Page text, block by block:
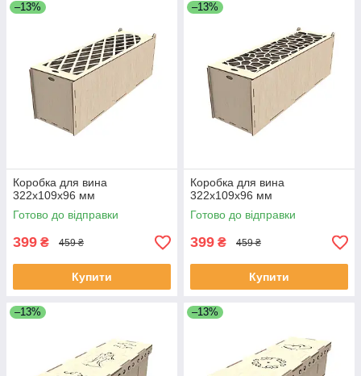
–13%
Коробка для вина
322х109х96 мм
Готово до відправки
399 ₴ 459 ₴
Купити
–13%
Коробка для вина
322х109х96 мм
Готово до відправки
399 ₴ 459 ₴
Купити
–13% –13%